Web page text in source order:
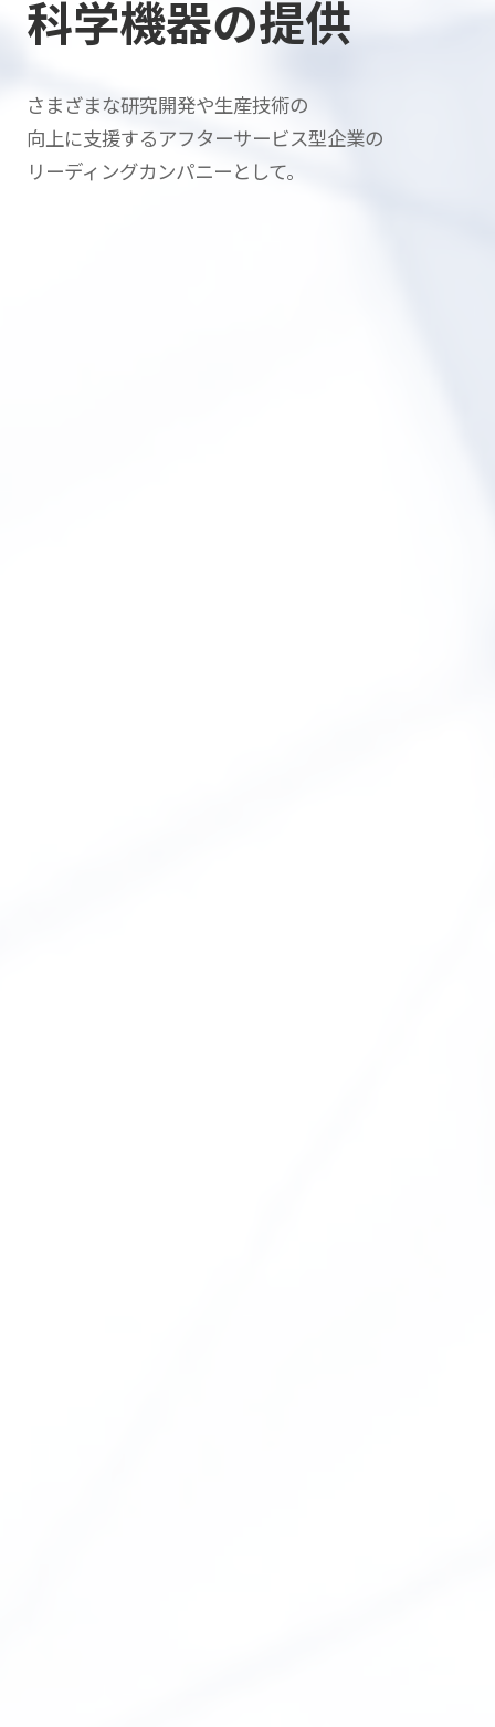
科学機器の提供
さまざまな研究開発や生産技術の
向上に支援するアフターサービス型企業の
リーディングカンパニーとして。